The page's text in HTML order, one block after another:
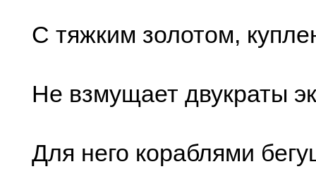
С тяжким золотом,
Не взмущает двукраты
Для него кораблями